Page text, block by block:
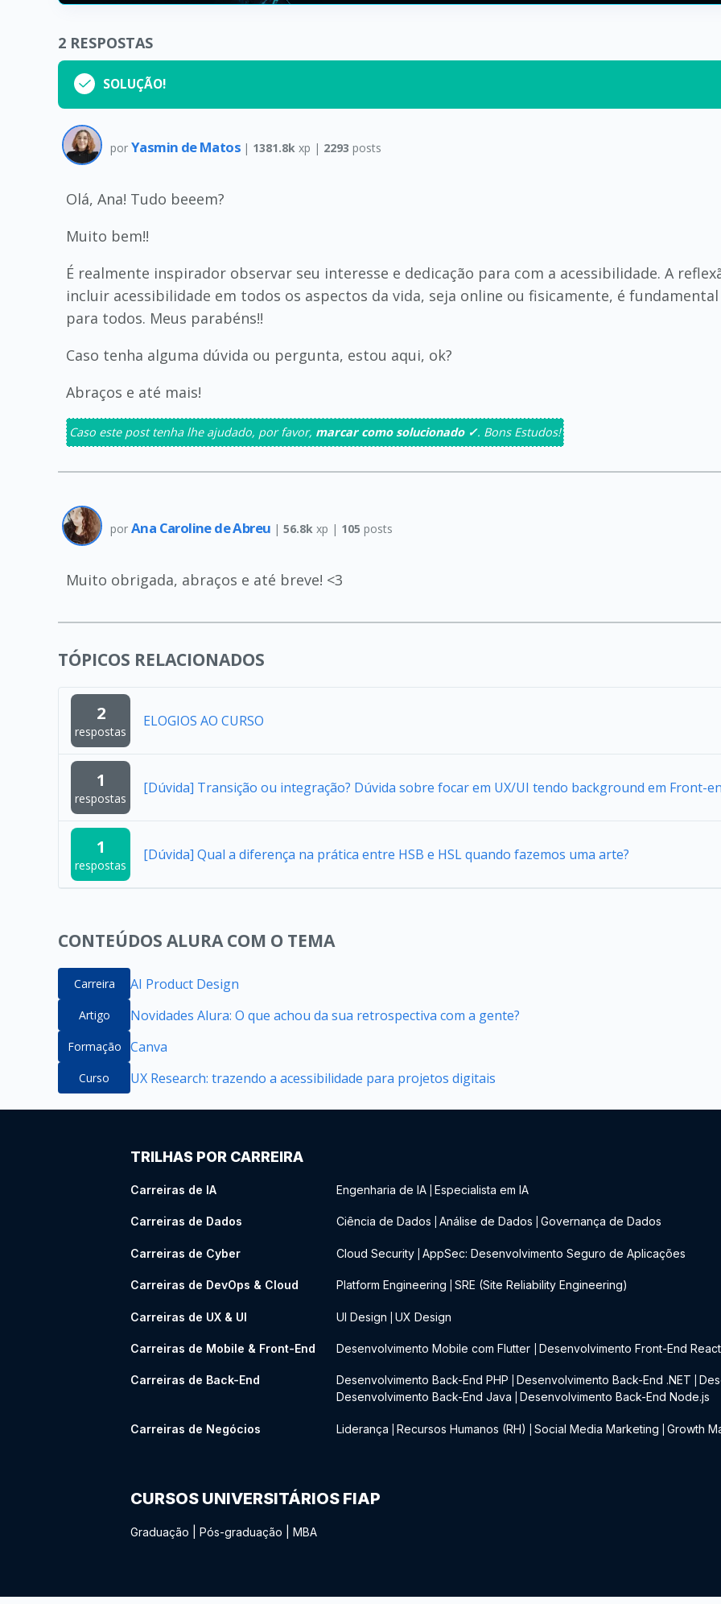
2 RESPOSTAS
SOLUÇÃO!
por Yasmin de Matos | 1381.8k xp | 2293 posts
Olá, Ana! Tudo beeem?
Muito bem!!
É realmente inspirador observar seu interesse e dedicação para com a acessibilidade. A
incluir acessibilidade em todos os aspectos da vida, seja online ou fisicamente, é
para todos. Meus parabéns!!
Caso tenha alguma dúvida ou pergunta, estou aqui, ok?
Abraços e até mais!
Caso este post tenha lhe ajudado, por favor, marcar como solucionado ✓. Bons Estudos!
por Ana Caroline de Abreu | 56.8k xp | 105 posts
Muito obrigada, abraços e até breve! <3
TÓPICOS RELACIONADOS
2
respostas
ELOGIOS AO CURSO
1
respostas
[Dúvida] Transição ou integração? Dúvida sobre focar em UX/UI tendo background em Front-
1
respostas
[Dúvida] Qual a diferença na prática entre HSB e HSL quando fazemos uma arte?
CONTEÚDOS ALURA COM O TEMA
Carreira AI Product Design
Artigo Novidades Alura: O que achou da sua retrospectiva com a gente?
Formação Canva
Curso UX Research: trazendo a acessibilidade para projetos digitais
TRILHAS POR CARREIRA
Carreiras de IA Engenharia de IA Especialista em IA
Carreiras de Dados Ciência de Dados Análise de Dados Governança de Dados
Carreiras de Cyber Cloud Security AppSec: Desenvolvimento Seguro de Aplicações
Carreiras de DevOps & Cloud Platform Engineering SRE (Site Reliability Engineering)
Carreiras de UX & UI UI Design UX Design
Carreiras de Mobile & Front-End Desenvolvimento Mobile com Flutter Desenvolvimento Front-End React
Carreiras de Back-End Desenvolvimento Back-End PHP Desenvolvimento Back-End .NET
Desenvolvimento Back-End Java
Desenvolvimento Back-End Node.js
Carreiras de Negócios Liderança Recursos Humanos (RH) Social Media Marketing Growth
CURSOS UNIVERSITÁRIOS FIAP
Graduação Pós-graduação MBA